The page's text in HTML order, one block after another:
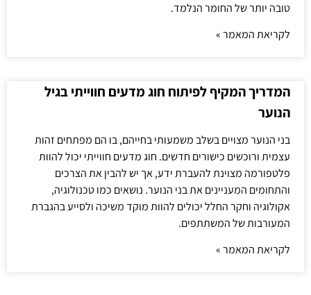
טובה יותר של החומר הנלמד.
לקריאת המאמר »
המדריך המקיף לפיתוח חוג מדעים חווייתי בגיל
הנוער
בני הנוער מצויים בשלב משמעותי בחייהם, בו הם מפתחים זהות
עצמית ורוכשים כישורים חדשים. חוג מדעים חווייתי יכול להוות
פלטפורמה מצוינת להעברת ידע, אך יש להבין את הצרכים
והתחומים המעניינים את בני הנוער. נושאים כמו טכנולוגיה,
אקולוגיה וחקר החלל יכולים להוות מוקד משיכה ולסייע בהגברת
המעורבות של המשתתפים.
לקריאת המאמר »